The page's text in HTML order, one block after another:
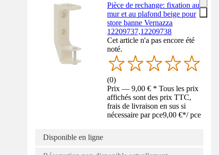
Pièce de rechange: fixation au
mur et au plafond beige pour
store banne Vernazza
12209737,12209738
Cet article n'a pas encore été
noté.
(0)
Prix — 9,00 € * Tous les prix
affichés sont des prix TTC,
frais de livraison en sus si
nécessaire par pce9,00 €*/ pce
Disponible en ligne